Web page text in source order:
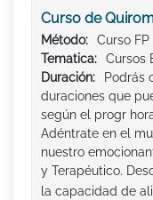
Curso de
Método:
Curso FP
Tematica:
Cursos
Duración:
Podrás
duraciones que
según el progr
Adéntrate en el
nuestro
y Terapéutico.
la capacidad de